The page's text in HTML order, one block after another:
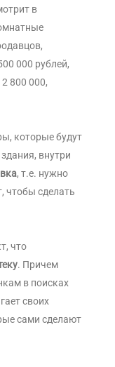
в
000 рублей,
800 000,
которые будут
внутри
, т.е. нужно
чтобы сделать
что
. Причем
в поисках
своих
сами сделают